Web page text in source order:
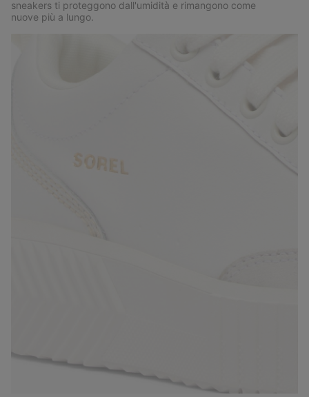
sneakers ti proteggono dall'umidità e rimangono come
nuove più a lungo.